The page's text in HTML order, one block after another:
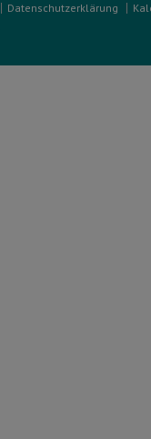
Datenschutzerklärung